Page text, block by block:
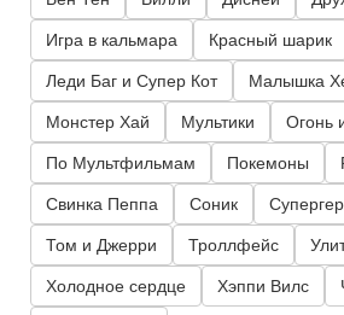
Игра в кальмара Красный шарик
Леди Баг и Супер Кот Малышка
Монстер Хай Мультики Огонь
По Мультфильмам Покемоны
Свинка Пеппа Соник
Том и Джерри Троллфейс
Холодное сердце Хэппи Вилс